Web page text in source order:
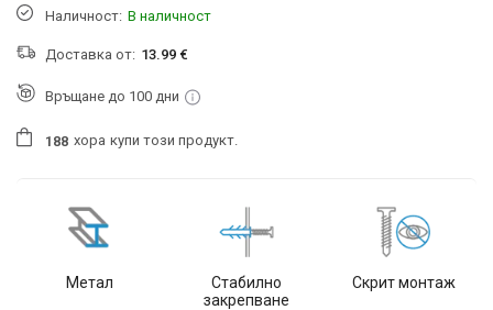
Наличност: В наличност
Доставка от: 13.99 €
Връщане до 100 дни
1 88 хора купи този продукт.
Метал
Стабилно
закрепване
Скрит монтаж